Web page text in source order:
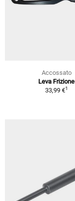
Accossato
Leva Frizione
33,99 €1